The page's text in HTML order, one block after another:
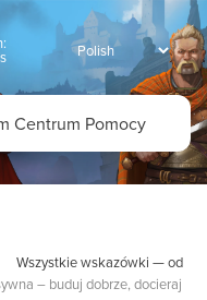
Wszystkie wskazówki — od
– buduj dobrze, docieraj